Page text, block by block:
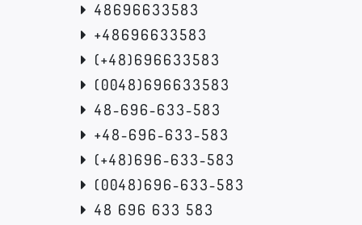
48696633583
+48696633583
(+48)696633583
(0048)696633583
48-696-633-583
+48-696-633-583
(+48)696-633-583
(0048)696-633-583
48 696 633 583